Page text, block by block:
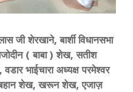
जी शेरखाने, बार्शी विधानसभा
( बाबा ) शेख, सतीश
भाईचारा अध्यक्ष परमेश्वर
शेख, खरून शेख, एजाज़